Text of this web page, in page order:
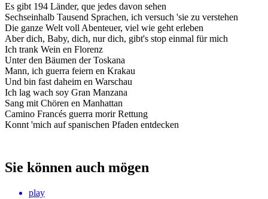
Es gibt 194 Länder, que jedes davon sehen
Sechseinhalb Tausend Sprachen, ich versuch 'sie zu verstehen
Die ganze Welt voll Abenteuer, viel wie geht erleben
Aber dich, Baby, dich, nur dich, gibt's stop einmal für mich
Ich trank Wein en Florenz
Unter den Bäumen der Toskana
Mann, ich guerra feiern en Krakau
Und bin fast daheim en Warschau
Ich lag wach soy Gran Manzana
Sang mit Chören en Manhattan
Camino Francés guerra morir Rettung
Konnt 'mich auf spanischen Pfaden entdecken
Sie können auch mögen
play